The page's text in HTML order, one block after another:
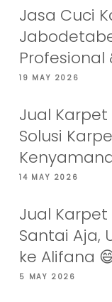
Jasa Cuci
Profesional
19 MAY 2026
Jual
Solusi
14 MAY 2026
Jual
Santai Aja,
ke Alifana
5 MAY 2026